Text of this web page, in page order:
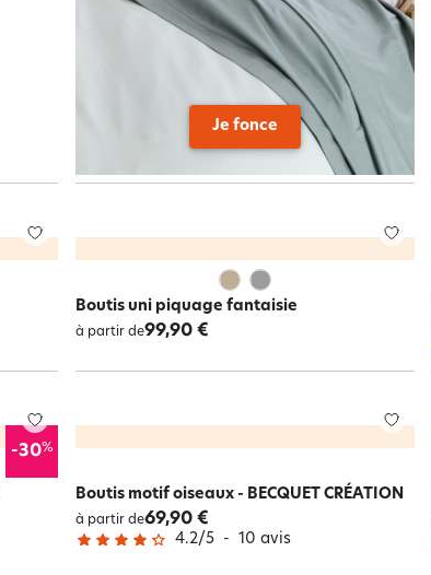
Boutis uni piquage fantaisie
à partir de99,90 €
-30%
Boutis motif oiseaux - BECQUET CRÉATION
à partir de69,90 €
4.2/5 - 10 avis
Je fonce